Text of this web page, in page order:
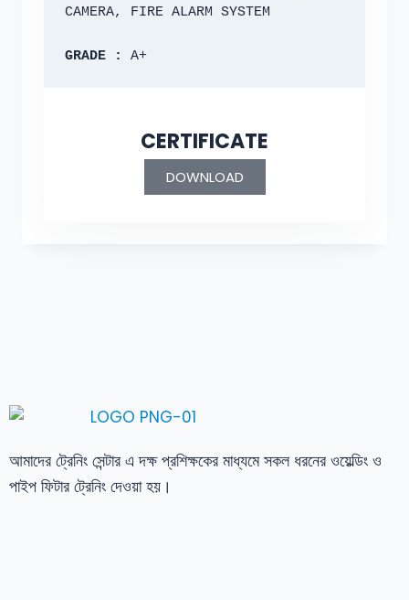
CAMERA, FIRE ALARM SYSTEM
GRADE : A+
CERTIFICATE
DOWNLOAD
আমাদের ট্রেনিং সেন্টার এ দক্ষ প্রশিক্ষকের মাধ্যমে সকল ধরনের ওয়েল্ডিং ও
পাইপ ফিটার ট্রেনিং দেওয়া হয়।